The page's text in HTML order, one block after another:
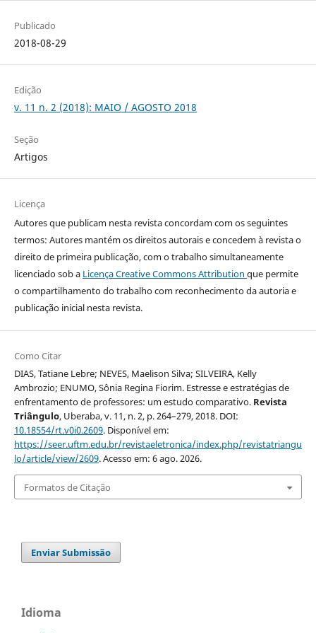
Publicado
2018-08-29
Edição
v. 11 n. 2 (2018): MAIO / AGOSTO 2018
Seção
Artigos
Licença
Autores que publicam nesta revista concordam com os seguintes
termos: Autores mantém os direitos autorais e concedem à revista o
direito de primeira publicação, com o trabalho simultaneamente
licenciado sob a Licença Creative Commons Attribution que permite
o compartilhamento do trabalho com reconhecimento da autoria e
publicação inicial nesta revista.
Como Citar
DIAS, Tatiane Lebre; NEVES, Maelison Silva; SILVEIRA, Kelly
Ambrozio; ENUMO, Sônia Regina Fiorim. Estresse e estratégias de
enfrentamento de professores: um estudo comparativo. Revista
Triângulo, Uberaba, v. 11, n. 2, p. 264–279, 2018. DOI:
10.18554/rt.v0i0.2609. Disponível em:
https://seer.uftm.edu.br/revistaeletronica/index.php/revistatriangu
lo/article/view/2609. Acesso em: 6 ago. 2026.
Formatos de Citação
Enviar Submissão
Idioma